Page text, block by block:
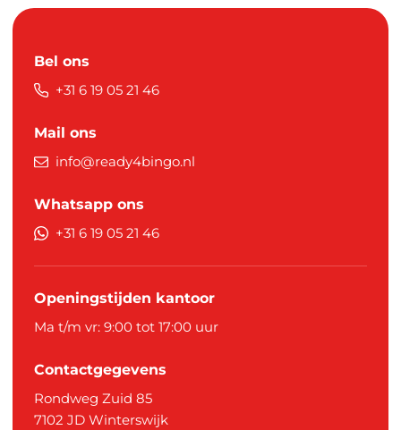
Bel ons
+31 6 19 05 21 46
Mail ons
info@ready4bingo.nl
Whatsapp ons
+31 6 19 05 21 46
Openingstijden kantoor
Ma t/m vr: 9:00 tot 17:00 uur
Contactgegevens
Rondweg Zuid 85
7102 JD Winterswijk